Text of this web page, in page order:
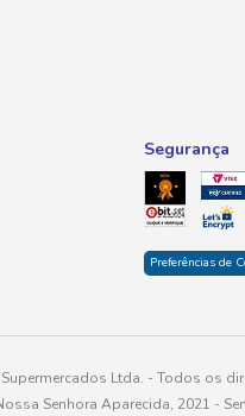
Segurança
Preferências de
Ltda. - Todos os
Senhora Aparecida, 2021 -